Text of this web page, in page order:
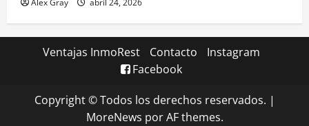
Alex Gray abril 24, 2026
Ventajas InmoRest Contacto
Instagram
Facebook
Copyright © Todos los derechos reservados. |
MoreNews por AF themes.